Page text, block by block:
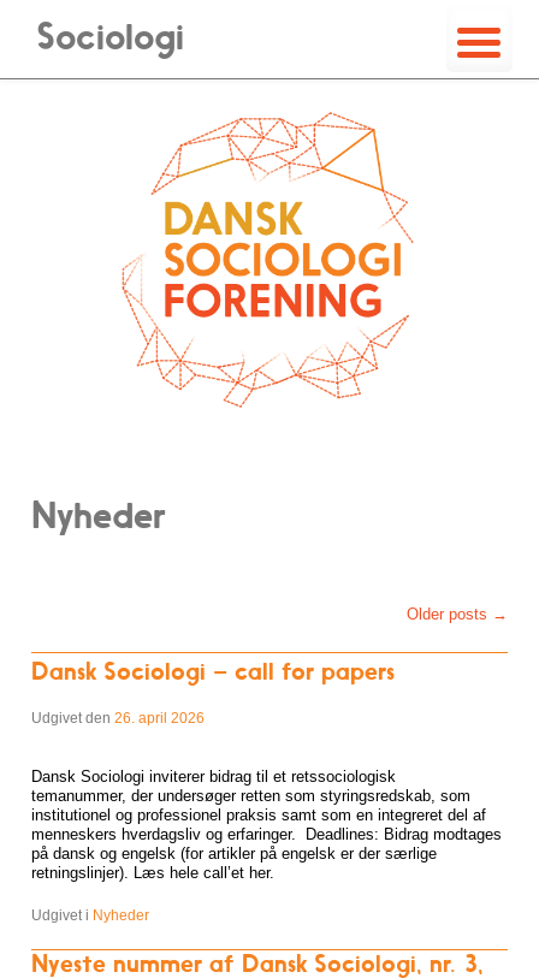
Sociologi
Nyheder
Older posts →
Dansk Sociologi – call for papers
Udgivet den 26. april 2026
Dansk Sociologi inviterer bidrag til et retssociologisk
temanummer, der undersøger retten som styringsredskab, som
institutionel og professionel praksis samt som en integreret del af
menneskers hverdagsliv og erfaringer. Deadlines: Bidrag modtages
på dansk og engelsk (for artikler på engelsk er der særlige
retningslinjer). Læs hele call’et her.
Udgivet i Nyheder
Nyeste nummer af Dansk Sociologi, nr. 3,